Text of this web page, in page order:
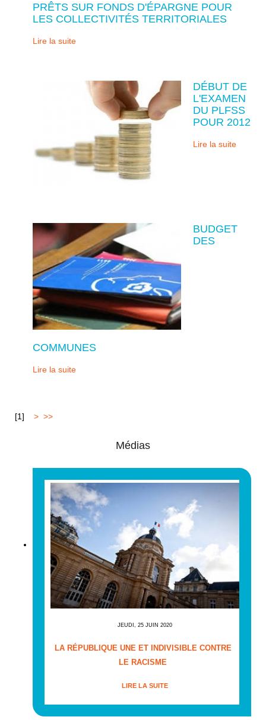
PRÊTS SUR FONDS D'ÉPARGNE POUR
LES COLLECTIVITÉS TERRITORIALES
Lire la suite
DÉBUT DE
L'EXAMEN
DU PLFSS
POUR 2012
Lire la suite
BUDGET
DES
COMMUNES
Lire la suite
[1] > >>
Médias
JEUDI, 25 JUIN 2020
LA RÉPUBLIQUE UNE ET INDIVISIBLE CONTRE
LE RACISME
LIRE LA SUITE